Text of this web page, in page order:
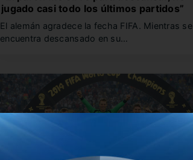
jugado casi todo los últimos partidos”
El alemán agradece la fecha FIFA. Mientras se
encuentra descansado en su…